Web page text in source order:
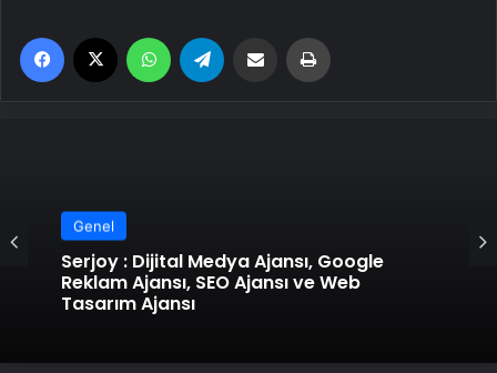
Facebook WhatsApp Email'den paylaş
Genel
Serjoy : Dijital Medya Ajansı, Google
Reklam Ajansı, SEO Ajansı ve Web
Tasarım Ajansı